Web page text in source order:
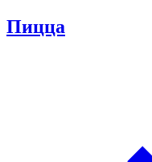
Пицца